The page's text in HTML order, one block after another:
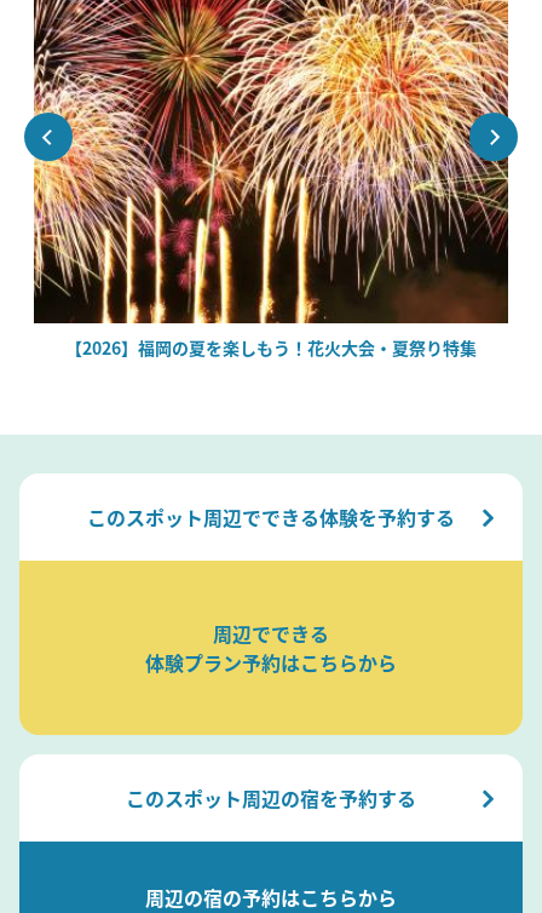
【2026】福岡の夏を楽しもう！花火大会・夏祭り特集
このスポット周辺でできる体験を予約する
周辺でできる
体験プラン予約はこちらから
このスポット周辺の宿を予約する
周辺の宿の予約はこちらから